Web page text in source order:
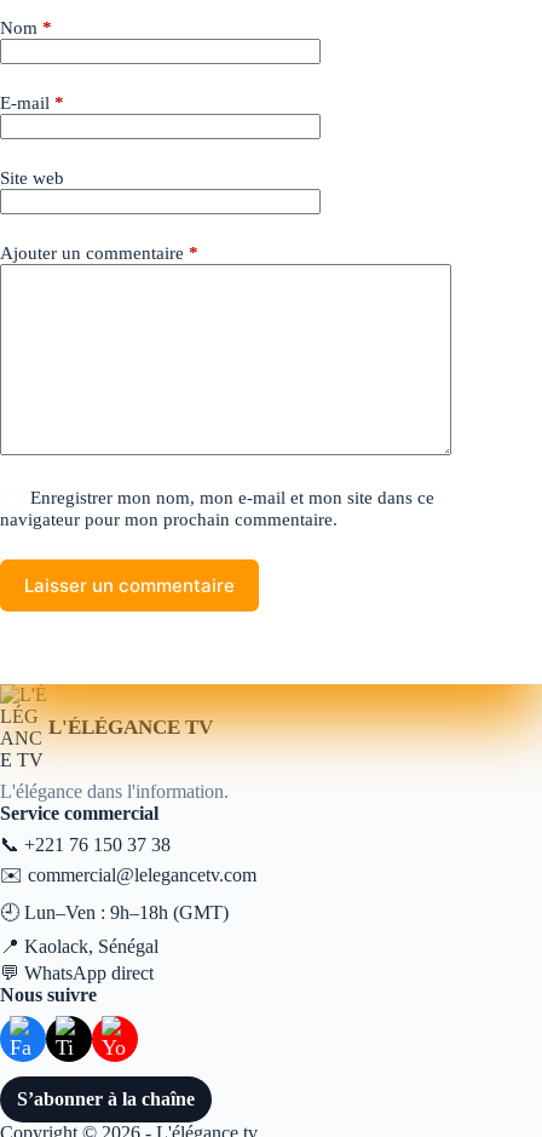
Nom *
E-mail *
Site web
Ajouter un commentaire *
Enregistrer mon nom, mon e-mail et mon site dans ce
navigateur pour mon prochain commentaire.
Laisser un commentaire
L'ÉLÉGANCE TV
L'élégance dans l'information.
Service commercial
📞 +221 76 150 37 38
✉️ commercial@lelegancetv.com
🕘 Lun–Ven : 9h–18h (GMT)
📍 Kaolack, Sénégal
💬 WhatsApp direct
Nous suivre
S’abonner à la chaîne